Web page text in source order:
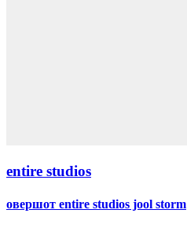
entire studios
овершот entire studios jool storm